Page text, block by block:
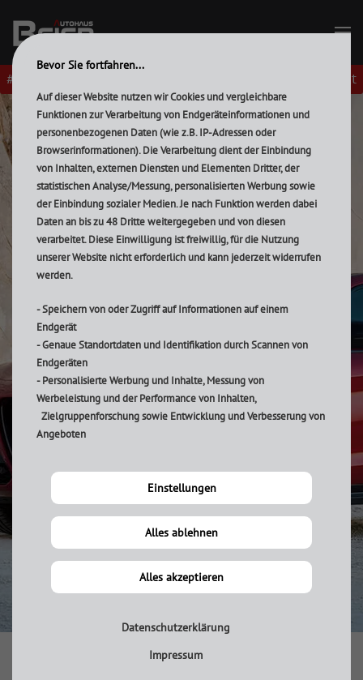
Zum Hauptinhalt springen
Lieber per Sie
#gernperDu
Telefonkontakt
Bevor Sie fortfahren...
Auf dieser Website nutzen wir Cookies und vergleichbare
Funktionen zur Verarbeitung von Endgeräteinformationen und
personenbezogenen Daten (wie z.B. IP-Adressen oder
Browserinformationen). Die Verarbeitung dient der Einbindung
von Inhalten, externen Diensten und Elementen Dritter, der
statistischen Analyse/Messung, personalisierten Werbung sowie
der Einbindung sozialer Medien. Je nach Funktion werden dabei
Daten an bis zu 48 Dritte weitergegeben und von diesen
verarbeitet. Diese Einwilligung ist freiwillig, für die Nutzung
unserer Website nicht erforderlich und kann jederzeit widerrufen
werden.
- Speichern von oder Zugriff auf Informationen auf einem
Endgerät
- Genaue Standortdaten und Identifikation durch Scannen von
Endgeräten
- Personalisierte Werbung und Inhalte, Messung von
Werbeleistung und der Performance von Inhalten,
Zielgruppenforschung sowie Entwicklung und Verbesserung von
Angeboten
Einstellungen
Alles ablehnen
Alles akzeptieren
Datenschutzerklärung
Impressum